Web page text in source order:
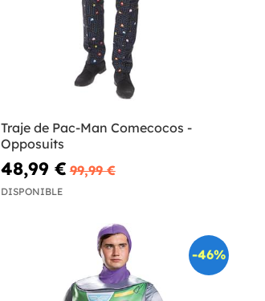
Traje de Pac-Man Comecocos -
Opposuits
48,99 € 99,99 €
DISPONIBLE
-46%